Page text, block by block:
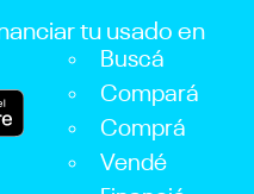
tu usado en
Buscá
Compará
Comprá
Vendé